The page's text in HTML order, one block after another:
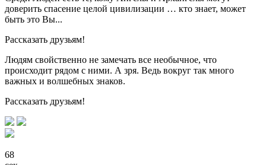
доверить спасение целой цивилизации … кто знает, может
быть это Вы...
Рассказать друзьям!
Людям свойственно не замечать все необычное, что
происходит рядом с ними. А зря. Ведь вокруг так много
важных и волшебных знаков.
Рассказать друзьям!
68